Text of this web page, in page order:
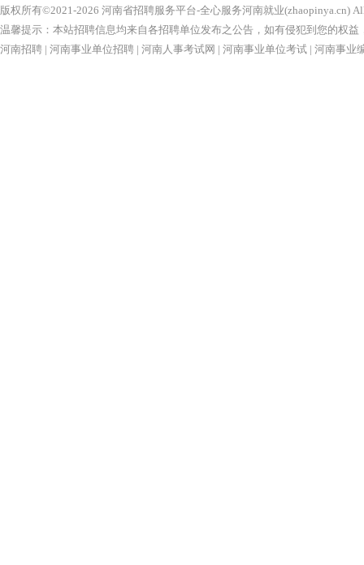
版权所有©2021-2026 河南省招聘服务平台-全心服务河南就业(zhaopinya.cn)
温馨提示：本站招聘信息均来自各招聘单位发布之公告，如有侵犯到您的权
河南招聘 | 河南事业单位招聘 | 河南人事考试网 | 河南事业单位考试 | 河南事业